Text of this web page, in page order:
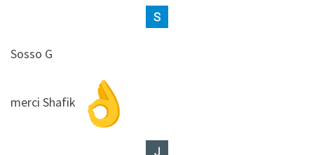
Sosso G
​​merci Shafik